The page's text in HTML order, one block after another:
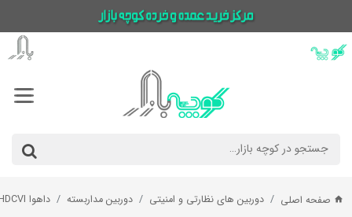
صفحه اصلی دوربین های نظارتی و امنیتی دوربین مداربسته داهوا HDCVI